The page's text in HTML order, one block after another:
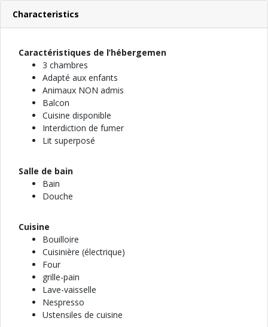
Characteristics
Caractéristiques de l’hébergemen
3 chambres
Adapté aux enfants
Animaux NON admis
Balcon
Cuisine disponible
Interdiction de fumer
Lit superposé
Salle de bain
Bain
Douche
Cuisine
Bouilloire
Cuisinière (électrique)
Four
grille-pain
Lave-vaisselle
Nespresso
Ustensiles de cuisine